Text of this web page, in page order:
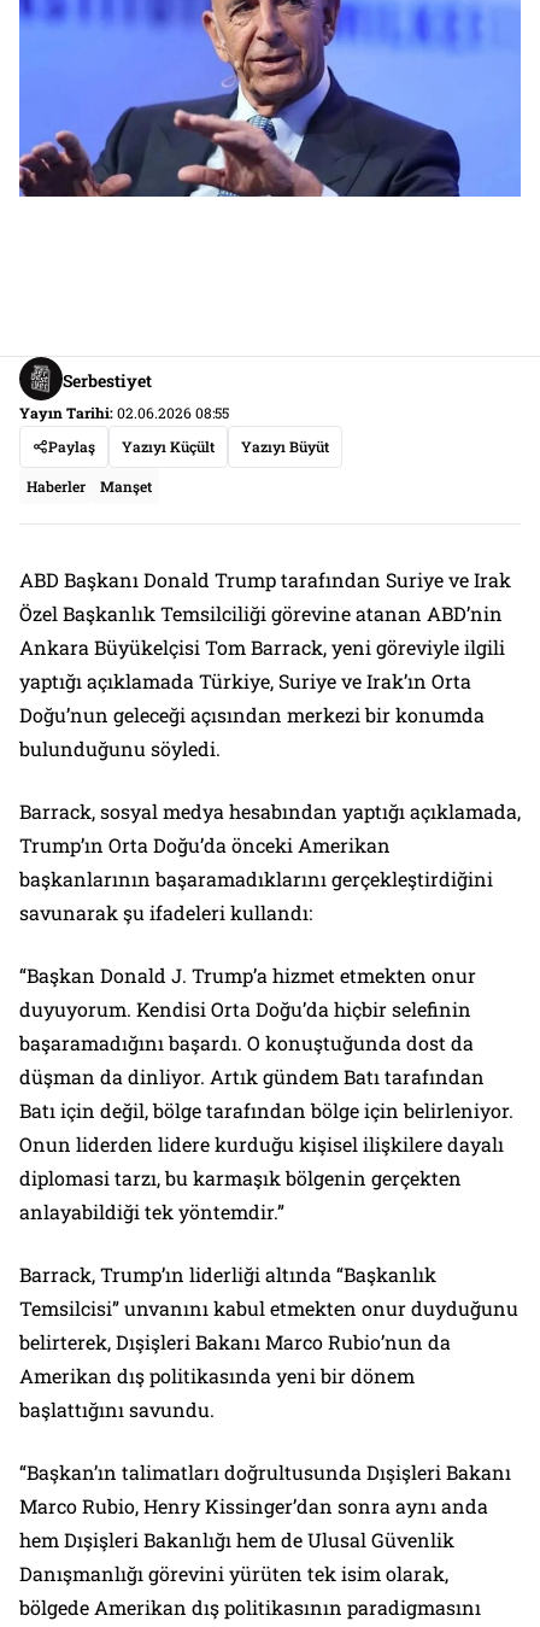
Serbestiyet
Yayın Tarihi:02.06.2026 08:55
Paylaş
Yazıyı Küçült Yazıyı Büyüt
Haberler Manşet
ABD Başkanı Donald Trump tarafından Suriye ve Irak
Özel Başkanlık Temsilciliği görevine atanan ABD’nin
Ankara Büyükelçisi Tom Barrack, yeni göreviyle ilgili
yaptığı açıklamada Türkiye, Suriye ve Irak’ın Orta
Doğu’nun geleceği açısından merkezi bir konumda
bulunduğunu söyledi.
Barrack, sosyal medya hesabından yaptığı açıklamada,
Trump’ın Orta Doğu’da önceki Amerikan
başkanlarının başaramadıklarını gerçekleştirdiğini
savunarak şu ifadeleri kullandı:
“Başkan Donald J. Trump’a hizmet etmekten onur
duyuyorum. Kendisi Orta Doğu’da hiçbir selefinin
başaramadığını başardı. O konuştuğunda dost da
düşman da dinliyor. Artık gündem Batı tarafından
Batı için değil, bölge tarafından bölge için belirleniyor.
Onun liderden lidere kurduğu kişisel ilişkilere dayalı
diplomasi tarzı, bu karmaşık bölgenin gerçekten
anlayabildiği tek yöntemdir.”
Barrack, Trump’ın liderliği altında “Başkanlık
Temsilcisi” unvanını kabul etmekten onur duyduğunu
belirterek, Dışişleri Bakanı Marco Rubio’nun da
Amerikan dış politikasında yeni bir dönem
başlattığını savundu.
“Başkan’ın talimatları doğrultusunda Dışişleri Bakanı
Marco Rubio, Henry Kissinger’dan sonra aynı anda
hem Dışişleri Bakanlığı hem de Ulusal Güvenlik
Danışmanlığı görevini yürüten tek isim olarak,
bölgede Amerikan dış politikasının paradigmasını